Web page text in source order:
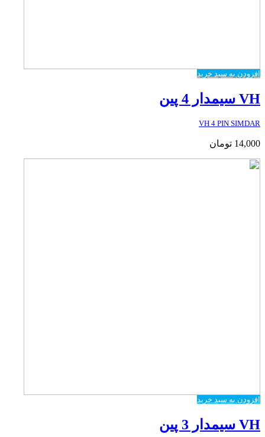
افزودن به سبد خرید
VH سیمدار 4 پین
VH 4 PIN SIMDAR
14,000 تومان
افزودن به سبد خرید
VH سیمدار 3 پین